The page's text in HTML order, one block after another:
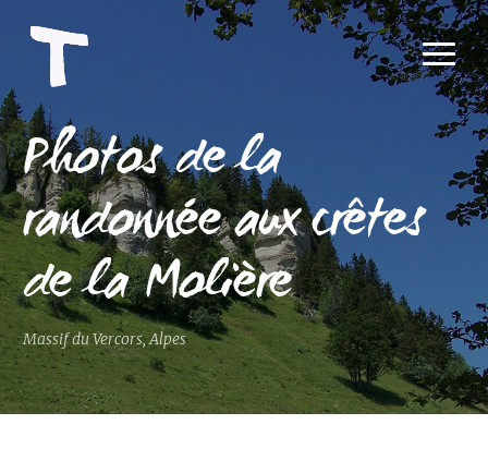
Photos de la
randonnée aux crêtes
de la Molière
Massif du Vercors, Alpes